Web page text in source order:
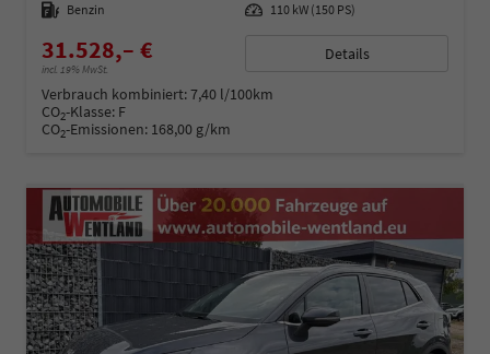
Kraftstoff Benzin Leistung 110 kW (150 PS)
31.528,– €
incl. 19% MwSt.
Details
Verbrauch kombiniert:7,40 l/100km
CO2-Klasse: F
CO2-Emissionen: 168,00 g/km